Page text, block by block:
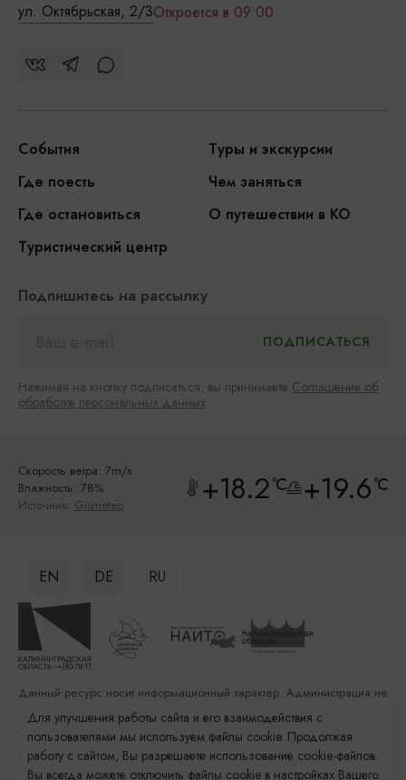
ул. Октябрьская, 2/3Откроется в 09:00
События
Туры и экскурсии
Где поесть
Чем заняться
Где остановиться
О путешествии в КО
Туристический центр
Подпишитесь на рассылку
Нажимая на кнопку подписаться, вы принимаете Соглашение об
обработке персональных данных
Скорость ветра: 7m/s
Влажность: 78%
Источник: Gismeteo +18.2°C +19.6°C
EN DE RU
Данный ресурс носит информационный характер. Администрация не
несет ответственности за качество услуг, предоставленных
сторонними организациями
Разработка сайта: «Решение»
Продвижение сайта: Remarka Agency
Для улучшения работы сайта и его взаимодействия с
пользователями мы используем файлы cookie. Продолжая
работу с сайтом, Вы разрешаете использование cookie-файлов.
Вы всегда можете отключить файлы cookie в настройках Вашего